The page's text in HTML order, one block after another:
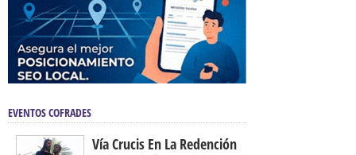
EVENTOS COFRADES
Vía Crucis En La Redención